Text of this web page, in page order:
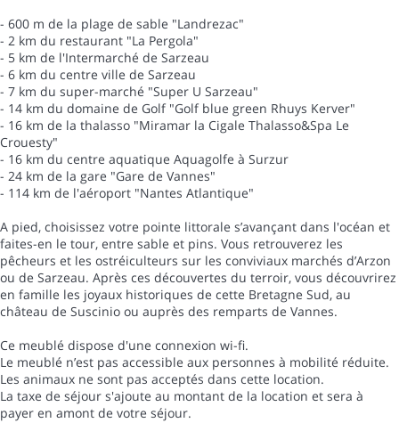
- 600 m de la plage de sable "Landrezac"
- 2 km du restaurant "La Pergola"
- 5 km de l'Intermarché de Sarzeau
- 6 km du centre ville de Sarzeau
- 7 km du super-marché "Super U Sarzeau"
- 14 km du domaine de Golf "Golf blue green Rhuys Kerver"
- 16 km de la thalasso "Miramar la Cigale Thalasso&Spa Le
Crouesty"
- 16 km du centre aquatique Aquagolfe à Surzur
- 24 km de la gare "Gare de Vannes"
- 114 km de l'aéroport "Nantes Atlantique"
A pied, choisissez votre pointe littorale s’avançant dans l'océan et
faites-en le tour, entre sable et pins. Vous retrouverez les
pêcheurs et les ostréiculteurs sur les conviviaux marchés d’Arzon
ou de Sarzeau. Après ces découvertes du terroir, vous découvrirez
en famille les joyaux historiques de cette Bretagne Sud, au
château de Suscinio ou auprès des remparts de Vannes.
Ce meublé dispose d'une connexion wi-fi.
Le meublé n’est pas accessible aux personnes à mobilité réduite.
Les animaux ne sont pas acceptés dans cette location.
La taxe de séjour s'ajoute au montant de la location et sera à
payer en amont de votre séjour.